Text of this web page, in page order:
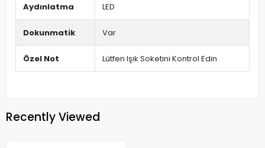
Aydınlatma LED
Dokunmatik Var
Özel Not Lütfen Işık Soketini Kontrol Edin
Recently Viewed